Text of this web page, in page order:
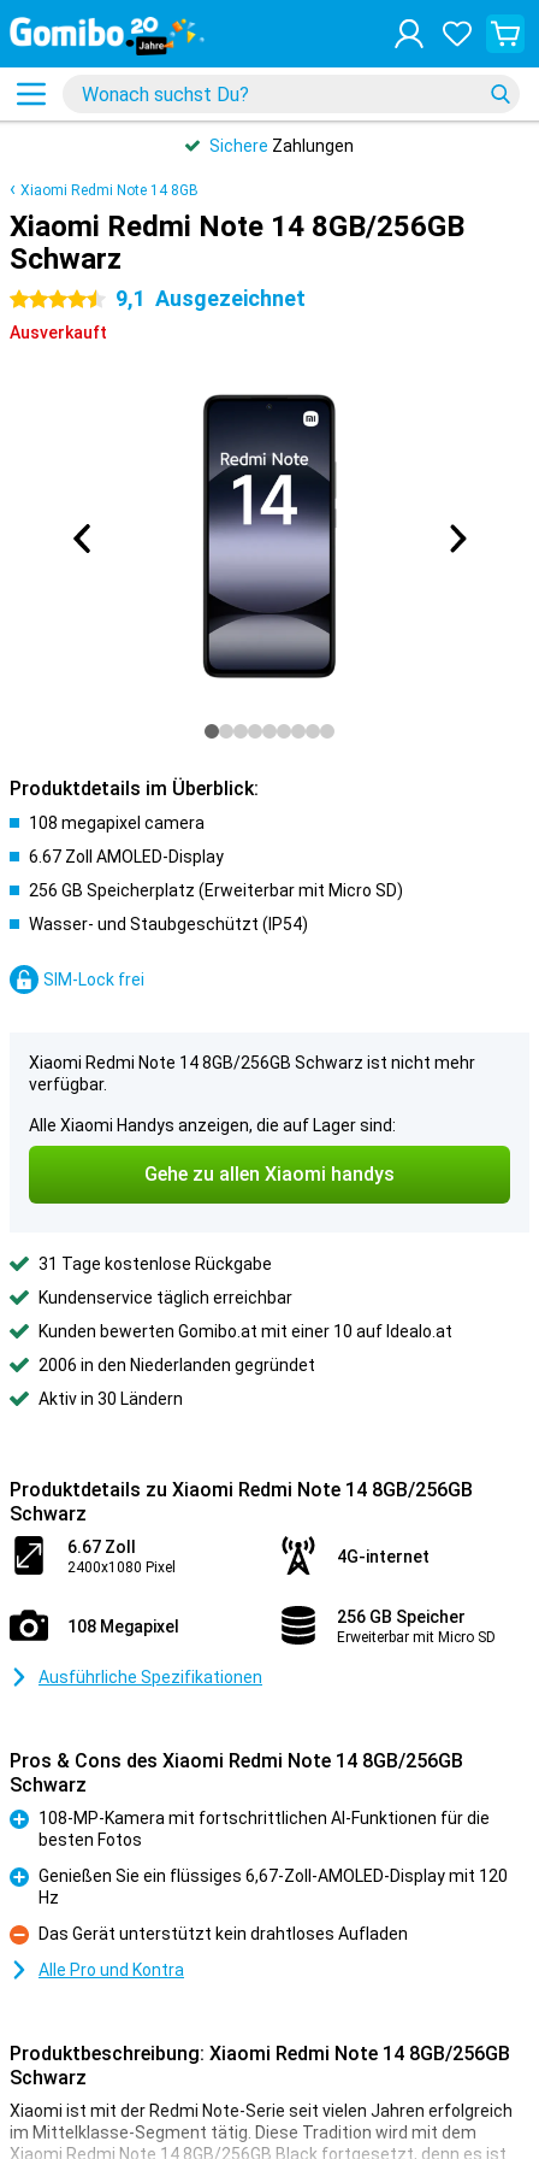
Sichere Zahlungen
Xiaomi Redmi Note 14 8GB
Xiaomi Redmi Note 14 8GB/256GB
Schwarz
4.5 Sterne 9,1 Ausgezeichnet
Ausverkauft
Produktdetails im Überblick:
108 megapixel camera
6.67 Zoll AMOLED-Display
256 GB Speicherplatz (Erweiterbar mit Micro SD)
Wasser- und Staubgeschützt (IP54)
SIM-Lock frei
Xiaomi Redmi Note 14 8GB/256GB Schwarz ist nicht mehr
verfügbar.
Alle Xiaomi Handys anzeigen, die auf Lager sind:
Gehe zu allen Xiaomi handys
31 Tage kostenlose Rückgabe
Kundenservice täglich erreichbar
Kunden bewerten Gomibo.at mit einer 10 auf Idealo.at
2006 in den Niederlanden gegründet
Aktiv in 30 Ländern
Produktdetails zu Xiaomi Redmi Note 14 8GB/256GB
Schwarz
6.67 Zoll
2400x1080 Pixel
4G-internet
108 Megapixel 256 GB Speicher
Erweiterbar mit Micro SD
Ausführliche Spezifikationen
Pros & Cons des Xiaomi Redmi Note 14 8GB/256GB
Schwarz
108-MP-Kamera mit fortschrittlichen AI-Funktionen für die
besten Fotos
Genießen Sie ein flüssiges 6,67-Zoll-AMOLED-Display mit 120
Hz
Kontra
Das Gerät unterstützt kein drahtloses Aufladen
Alle Pro und Kontra
Produktbeschreibung: Xiaomi Redmi Note 14 8GB/256GB
Schwarz
Xiaomi ist mit der Redmi Note-Serie seit vielen Jahren erfolgreich
im Mittelklasse-Segment tätig. Diese Tradition wird mit dem
Xiaomi Redmi Note 14 8GB/256GB Black fortgesetzt, denn es ist